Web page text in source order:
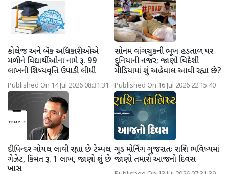
કોલેજ અને બેંક અધિકારીઓએ
મળીને વિદ્યાર્થીઓના નામે રૂ. 99
લાખની શિષ્યવૃત્તિ ઉપાડી લીધી
Published On 14 Jul 2026 08:31:31
સોનમ વાંગચુકની ભૂખ હડતાળ પર
દુનિયાની નજર; જાણો વિદેશી
મીડિયામાં શું અહેવાલ આવી રહ્યા છે?
Published On 16 Jul 2026 22:15:40
દીપિન્દર ગોયલ લાવી રહ્યા છે ટેમ્પલ
ગેઝેટ, કિંમત રૂ. 1 લાખ, જાણો શું છે
ખાસ
ગુડ મોર્નિંગ ગુજરાતઃ રાશિ ભવિષ્યમાં
જાણો તમારો આજનો દિવસ